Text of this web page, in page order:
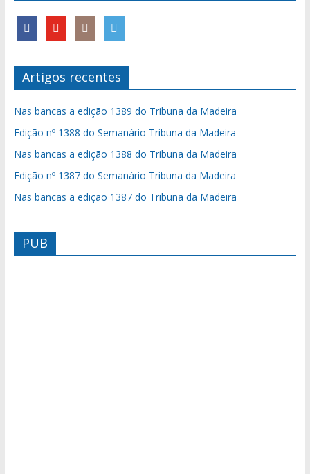
Artigos recentes
Nas bancas a edição 1389 do Tribuna da Madeira
Edição nº 1388 do Semanário Tribuna da Madeira
Nas bancas a edição 1388 do Tribuna da Madeira
Edição nº 1387 do Semanário Tribuna da Madeira
Nas bancas a edição 1387 do Tribuna da Madeira
PUB